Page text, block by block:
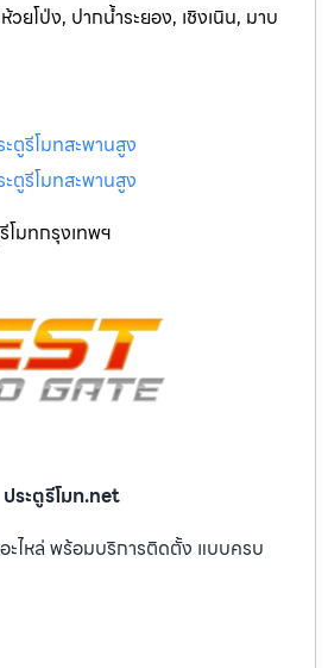
วยโป่ง, ปากน้ำระยอง, เชิงเนิน, มาบ
ตูรีโมทสะพานสูง
ตูรีโมทสะพานสูง
โมทกรุงเทพฯ
ประตูรีโมท.net
ะไหล่ พร้อมบริการติดตั้ง แบบครบ